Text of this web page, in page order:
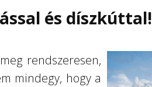
és díszkúttal!
rendszeresen,
mindegy, hogy a